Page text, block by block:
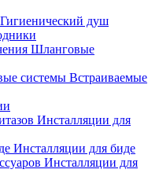
Гигиенический душ
Инсталляции для биде